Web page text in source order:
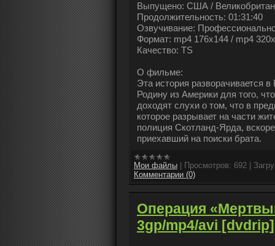
Выпущено: США /
Продолжительность: 01:31:40
Озвучивание:
Формат: mp4 176x144 / mp4
Качество: TS
О фильме:
Эта история разворачивается
Родину из Америки для того,
доходят слухи о том, что в
которое разрывает на части
полиция Скотланд-Ярда,
приехавший на поиски брата.
Мои файлы Просмотров: 692
Комментарии (0)
Операция
3gp/mp4/avi [dvdrip]